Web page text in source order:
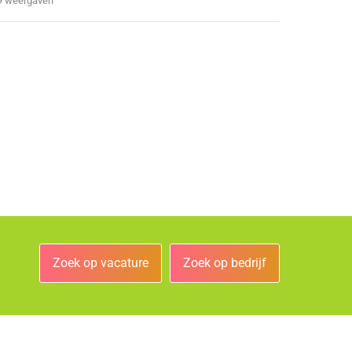
Zoek op vacature Zoek op bedrijf